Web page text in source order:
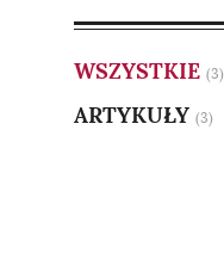
WSZYSTKIE (3)
ARTYKUŁY (3)